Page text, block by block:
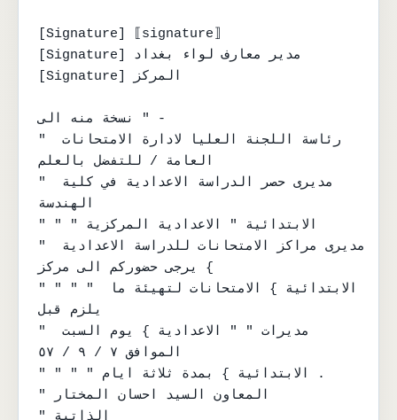
[Signature] ⟦signature⟧
[Signature] مدير معارف لواء بغداد
[Signature] المركز
نسخة منه الى " -
" رئاسة اللجنة العليا لادارة الامتحانات
العامة / للتفضل بالعلم
" مديرى حصر الدراسة الاعدادية في كلية
الهندسة
" " " الابتدائية " الاعدادية المركزية
" مديرى مراكز الامتحانات للدراسة الاعدادية
} يرجى حضوركم الى مركز
" " " " الابتدائية } الامتحانات لتهيئة ما
يلزم قبل
" مديرات " " الاعدادية } يوم السبت
الموافق ٧ / ٩ / ٥٧
" " " " الابتدائية } بمدة ثلاثة ايام .
" المعاون السيد احسان المختار
" الذاتية